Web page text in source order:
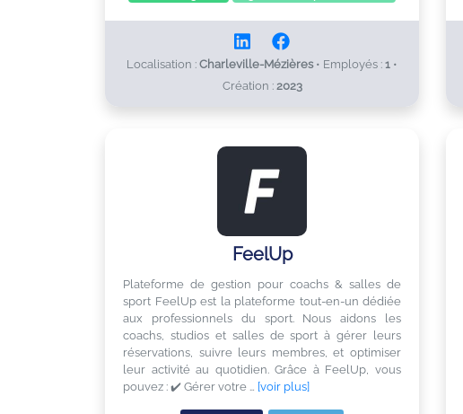
Localisation : Charleville-Mézières • Employés : 1 •
Création : 2023
FeelUp
Plateforme de gestion pour coachs & salles de
sport FeelUp est la plateforme tout-en-un dédiée
aux professionnels du sport. Nous aidons les
coachs, studios et salles de sport à gérer leurs
réservations, suivre leurs membres, et optimiser
leur activité au quotidien. Grâce à FeelUp, vous
pouvez : ✔️ Gérer votre … [voir plus]